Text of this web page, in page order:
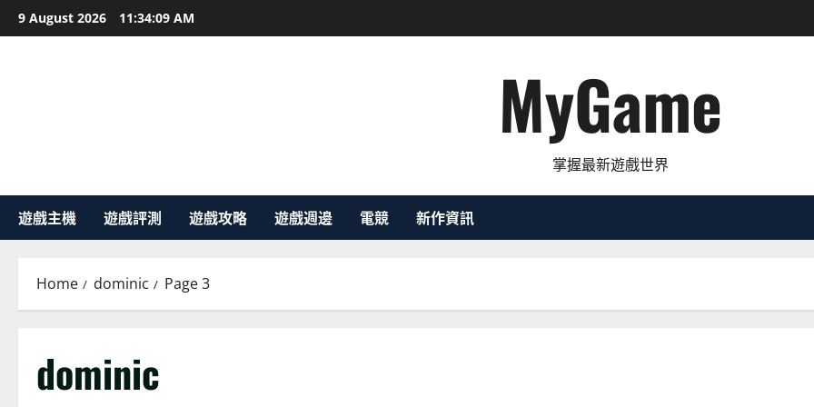
Skip
to
9 August 2026 11:34:10 AM
MyGame
掌握最新遊戲世界
遊戲主機 遊戲評測 遊戲攻略 遊戲週邊 電競 新作資訊
Home dominic Page 3
dominic